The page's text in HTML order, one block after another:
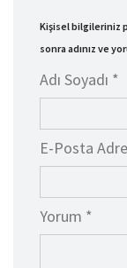
Kişisel bilgileriniz
sonra adınız ve
Adı Soyadı *
E-Posta
Yorum *